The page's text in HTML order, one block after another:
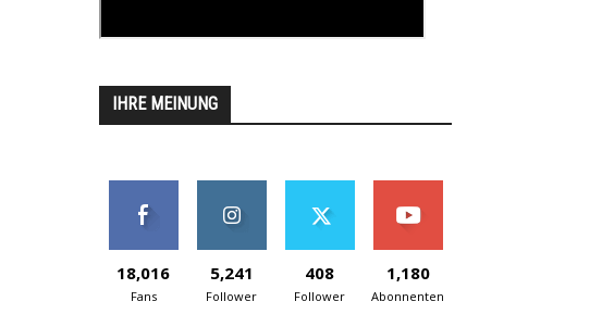
IHRE MEINUNG
18,016
Fans
5,241
Follower
408
Follower
1,180
Abonnenten